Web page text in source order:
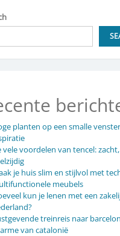
planten op een smalle
vele voordelen van tencel:
je huis slim en stijlvol met
meubels
kun je lenen met een
treinreis naar
van catalonië